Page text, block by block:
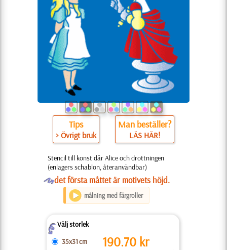
Tips
> Övrigt bruk
Man beställer?
LÄS HÄR!
Stencil till konst där Alice och drottningen
(enlagers schablon, återanvändbar)
Odet första måttet är motivets höjd.
målning med färgroller
ZVälj storlek
35x31 cm
190.70 kr